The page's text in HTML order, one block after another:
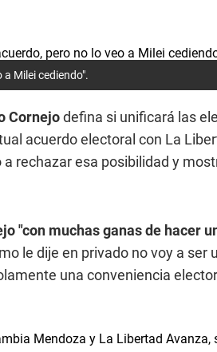
Milei cediendo".
Cornejodefina si unificará las
acuerdo electoral con La
a rechazar esa posibilidad y
"con muchas ganas de hacer
le dije en privado no voy a ser
una conveniencia